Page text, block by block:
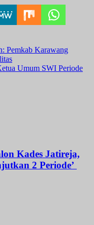
Pemkab Karawang
Umum SWI Periode
Kades Jatireja,
2 Periode’